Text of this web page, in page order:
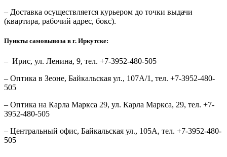
– Доставка осуществляется курьером до точки выдачи
(квартира, рабочий адрес, бокс).
Пункты самовывоза в г. Иркутске:
– Ирис, ул. Ленина, 9, тел. +7-3952-480-505
– Оптика в Зеоне, Байкальская ул., 107А/1, тел. +7-3952-480-
505
– Оптика на Карла Маркса 29, ул. Карла Маркса, 29, тел. +7-
3952-480-505
– Центральный офис, Байкальская ул., 105А, тел. +7-3952-480-
505